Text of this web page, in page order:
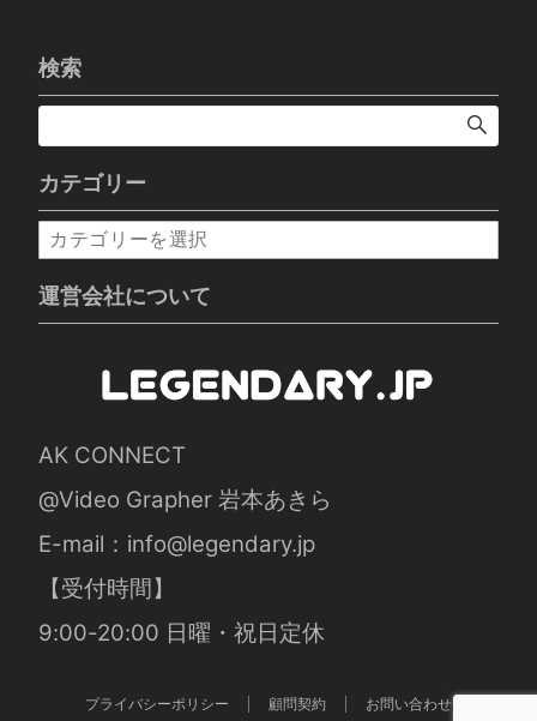
検索
カテゴリー
カ
テ
ゴ
リ
運営会社について
AK CONNECT
@Video Grapher 岩本あきら
E-mail： info@legendary.jp
【受付時間】
9:00-20:00 日曜・祝日定休
プライバシーポリシー 顧問契約 お問い合わせ